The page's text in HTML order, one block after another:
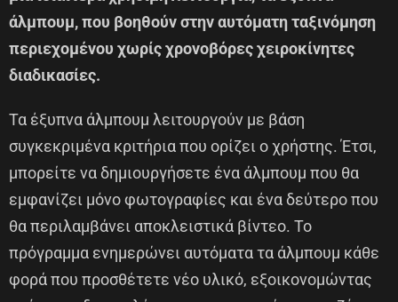
άλμπουμ, που βοηθούν στην αυτόματη ταξινόμηση
περιεχομένου χωρίς χρονοβόρες χειροκίνητες
διαδικασίες.
Τα έξυπνα άλμπουμ λειτουργούν με βάση
συγκεκριμένα κριτήρια που ορίζει ο χρήστης. Έτσι,
μπορείτε να δημιουργήσετε ένα άλμπουμ που θα
εμφανίζει μόνο φωτογραφίες και ένα δεύτερο που
θα περιλαμβάνει αποκλειστικά βίντεο. Το
πρόγραμμα ενημερώνει αυτόματα τα άλμπουμ κάθε
φορά που προσθέτετε νέο υλικό, εξοικονομώντας